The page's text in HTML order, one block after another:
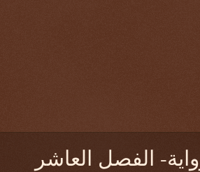
الفصل العاشر